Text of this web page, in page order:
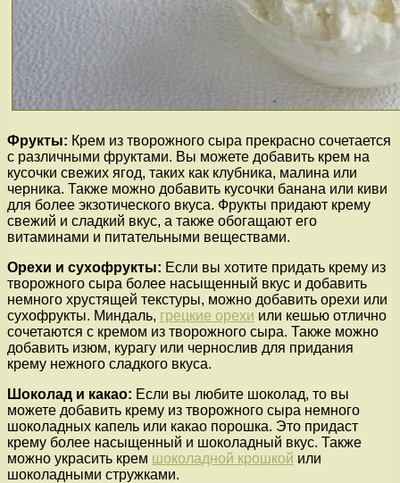
Фрукты: Крем из творожного сыра прекрасно сочетается
с различными фруктами. Вы можете добавить крем на
кусочки свежих ягод, таких как клубника, малина или
черника. Также можно добавить кусочки банана или киви
для более экзотического вкуса. Фрукты придают крему
свежий и сладкий вкус, а также обогащают его
витаминами и питательными веществами.
Орехи и сухофрукты: Если вы хотите придать крему из
творожного сыра более насыщенный вкус и добавить
немного хрустящей текстуры, можно добавить орехи или
сухофрукты. Миндаль, грецкие орехи или кешью отлично
сочетаются с кремом из творожного сыра. Также можно
добавить изюм, курагу или чернослив для придания
крему нежного сладкого вкуса.
Шоколад и какао: Если вы любите шоколад, то вы
можете добавить крему из творожного сыра немного
шоколадных капель или какао порошка. Это придаст
крему более насыщенный и шоколадный вкус. Также
можно украсить крем шоколадной крошкой или
шоколадными стружками.